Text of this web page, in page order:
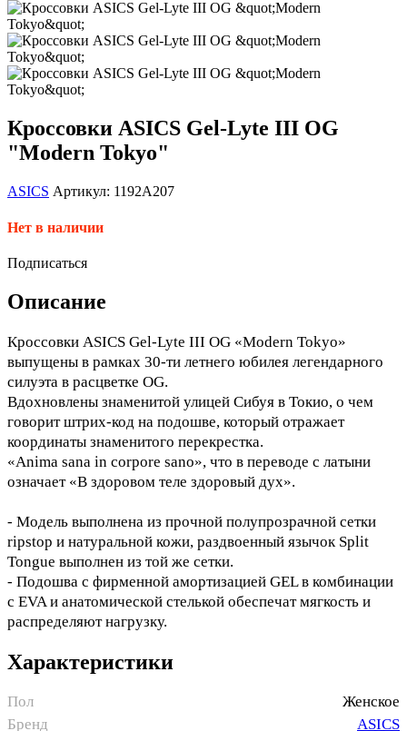
Кроссовки ASICS Gel-Lyte III OG
"Modern Tokyo"
ASICS Артикул: 1192A207
Нет в наличии
Подписаться
Описание
Кроссовки ASICS Gel-Lyte III OG «Modern Tokyo»
выпущены в рамках 30-ти летнего юбилея легендарного
силуэта в расцветке OG.
Вдохновлены знаменитой улицей Сибуя в Токио, о чем
говорит штрих-код на подошве, который отражает
координаты знаменитого перекрестка.
«Anima sana in corpore sano», что в переводе с латыни
означает «В здоровом теле здоровый дух».
- Модель выполнена из прочной полупрозрачной сетки
ripstop и натуральной кожи, раздвоенный язычок Split
Tongue выполнен из той же сетки.
- Подошва с фирменной амортизацией GEL в комбинации
с EVA и анатомической стелькой обеспечат мягкость и
распределяют нагрузку.
Характеристики
Пол
Женское
Бренд
ASICS